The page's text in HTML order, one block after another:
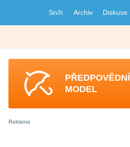
Sníh Archiv Diskuse
PŘEDPOVĚDNÍ
MODEL